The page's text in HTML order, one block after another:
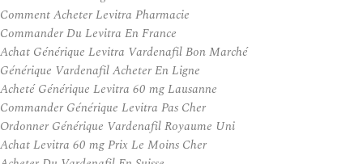
Comment Acheter Levitra Pharmacie
Commander Du Levitra En France
Achat Générique Levitra Vardenafil Bon Marché
Générique Vardenafil Acheter En Ligne
Acheté Générique Levitra 60 mg Lausanne
Commander Générique Levitra Pas Cher
Ordonner Générique Vardenafil Royaume Uni
Achat Levitra 60 mg Prix Le Moins Cher